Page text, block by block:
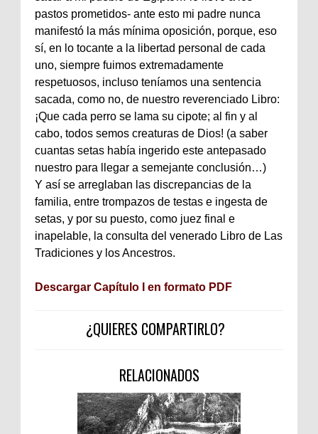
pastos prometidos- ante esto mi padre nunca
manifestó la más mínima oposición, porque, eso
sí, en lo tocante a la libertad personal de cada
uno, siempre fuimos extremadamente
respetuosos, incluso teníamos una sentencia
sacada, como no, de nuestro reverenciado Libro:
¡Que cada perro se lama su cipote; al fin y al
cabo, todos semos creaturas de Dios! (a saber
cuantas setas había ingerido este antepasado
nuestro para llegar a semejante conclusión…)
Y así se arreglaban las discrepancias de la
familia, entre trompazos de testas e ingesta de
setas, y por su puesto, como juez final e
inapelable, la consulta del venerado Libro de Las
Tradiciones y los Ancestros.
Descargar Capítulo I en formato PDF
¿QUIERES COMPARTIRLO?
RELACIONADOS